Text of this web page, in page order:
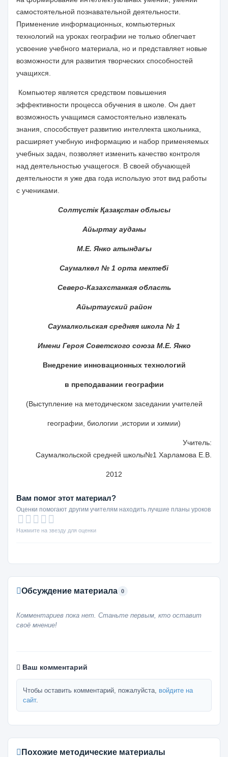
самостоятельной познавательной деятельности.
Применение информационных, компьютерных
технологий на уроках географии не только облегчает
усвоение учебного материала, но и представляет новые
возможности для развития творческих способностей
учащихся.
Компьютер является средством повышения
эффективности процесса обучения в школе. Он дает
возможность учащимся самостоятельно извлекать
знания, способствует развитию интеллекта школьника,
расширяет учебную информацию и набор применяемых
учебных задач, позволяет изменить качество контроля
над деятельностью учащегося. В своей обучающей
деятельности я уже два года использую этот вид работы
с учениками.
Солтүстік Қазақстан облысы
Айыртау ауданы
М.Е. Янко атындағы
Саумалкөл № 1 орта мектебі
Северо-Казахстанкая область
Айыртауский район
Саумалкольская средняя школа № 1
Имени Героя Советского союза М.Е. Янко
Внедрение инновационных технологий
в преподавании географии
(Выступление на методическом заседании учителей
географии, биологии ,истории и химии)
Учитель:
Саумалкольской средней школы№1 Харламова Е.В.
2012
Вам помог этот материал?
Оценки помогают другим учителям находить лучшие планы уроков
Нажмите на звезду для оценки
Обсуждение материала 0
Комментариев пока нет. Станьте первым, кто оставит
своё мнение!
Ваш комментарий
Чтобы оставить комментарий, пожалуйста, войдите на
сайт.
Похожие методические материалы